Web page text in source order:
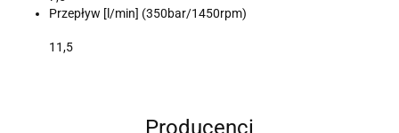
Przepływ [l/min] (350bar/1450rpm)
11,5
Producenci